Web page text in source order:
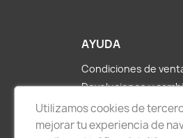
AYUDA
Condiciones de
Devoluciones y
Métodos de pago y
Sobre nosotros
Utilizamos cookies de
mejorar tu experiencia de